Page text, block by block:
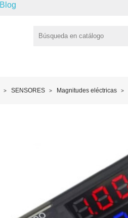
Blog
SENSORES Magnitudes eléctricas